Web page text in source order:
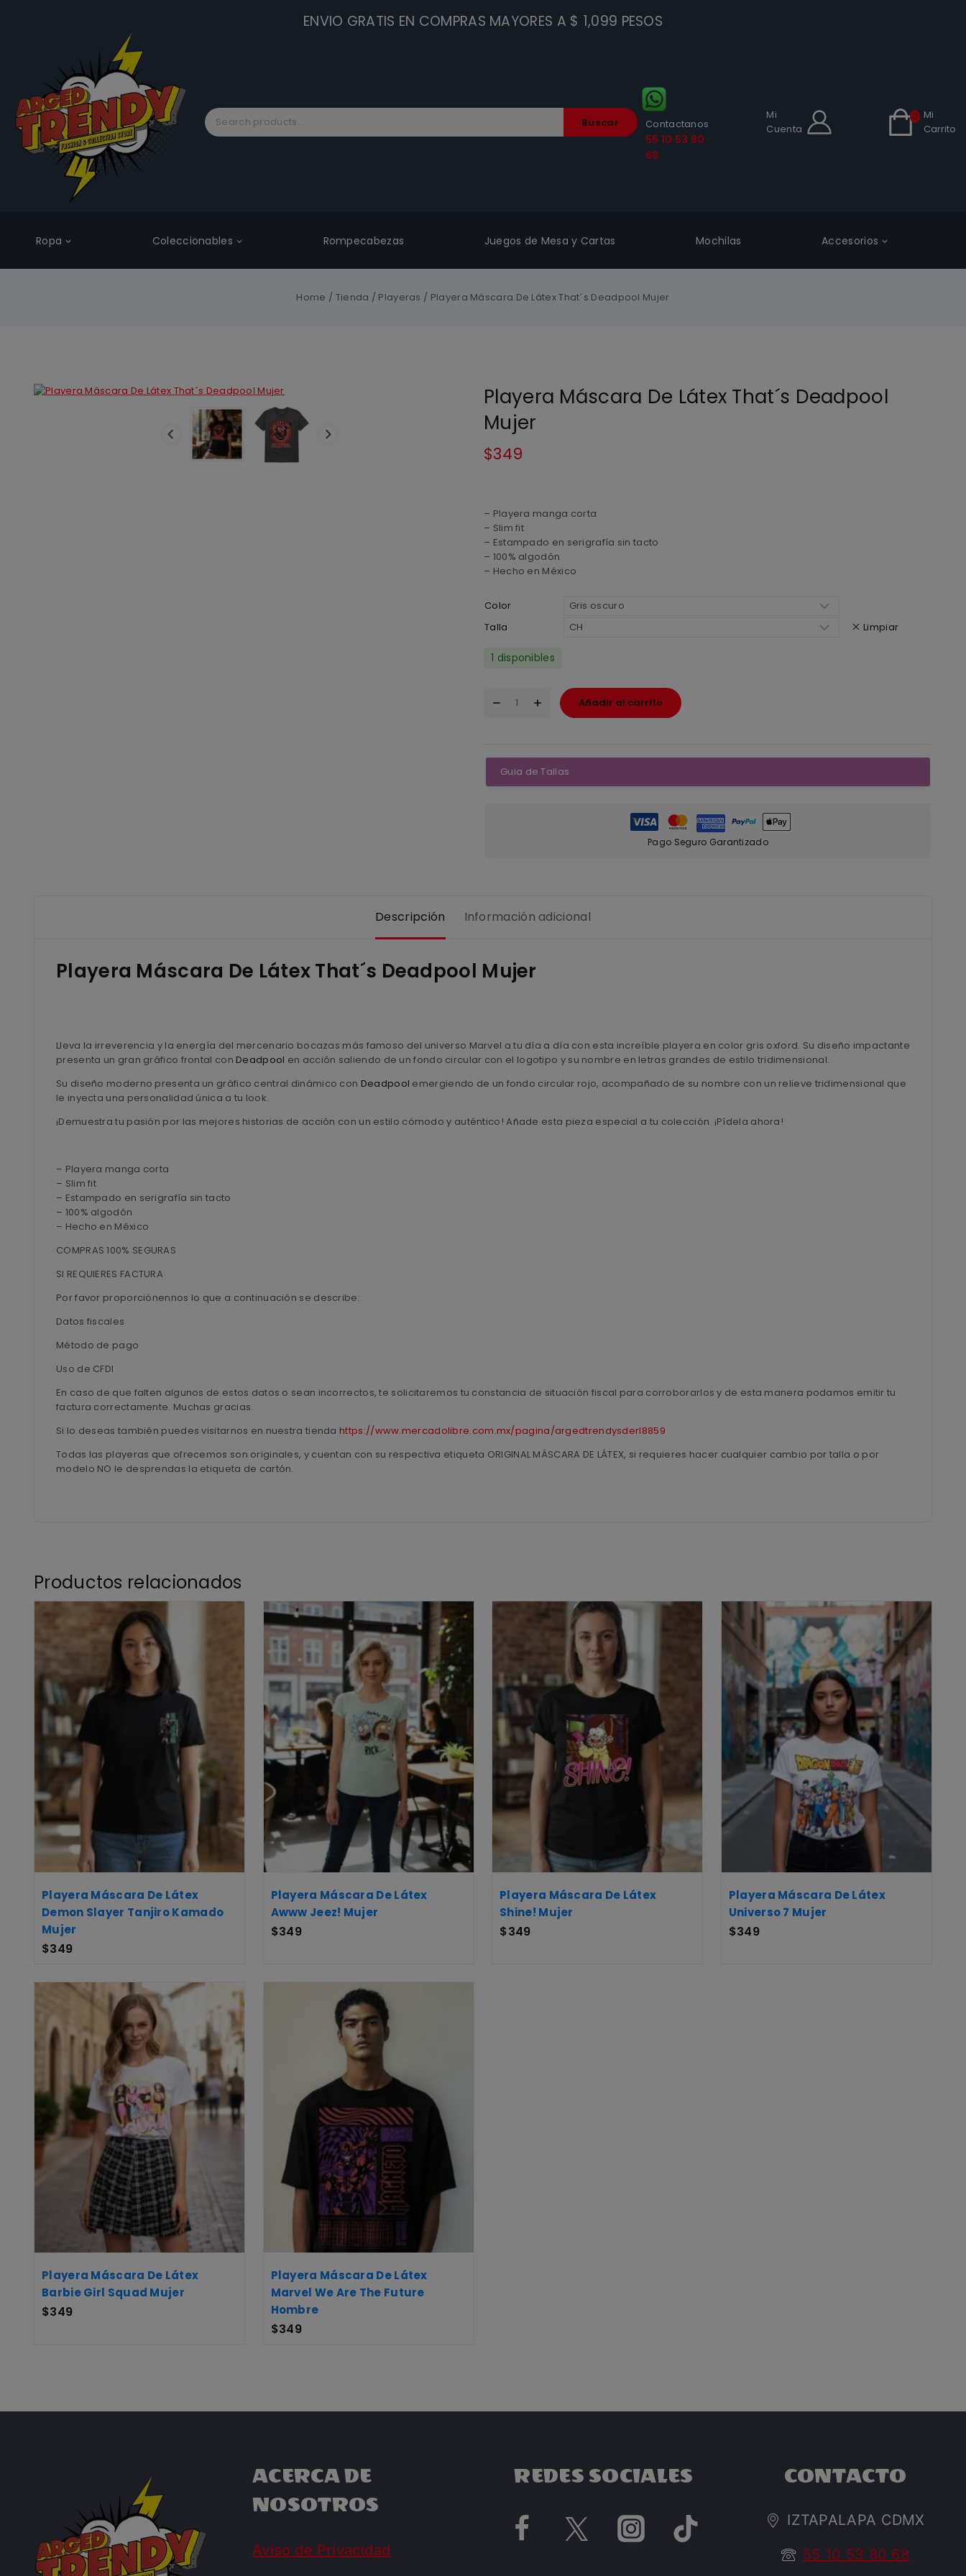
ENVIO GRATIS EN COMPRAS MAYORES A $ 1,099 PESOS
Buscar Contactanos
55 10 53 80
68
Mi
Cuenta
0
Mi
Carrito
Ropa Coleccionables Rompecabezas Juegos de Mesa y Cartas Mochilas Accesorios
Home / Tienda / Playeras / Playera Máscara De Látex That´s Deadpool Mujer
Playera Máscara De Látex That´s Deadpool
Mujer
$349
– Playera manga corta
– Slim fit
– Estampado en serigrafía sin tacto
– 100% algodón
– Hecho en México
Color
Talla
Limpiar
1 disponibles
Añadir al carrito
Guia de Tallas
Pago Seguro Garantizado
Descripción Información adicional
Playera Máscara De Látex That´s Deadpool Mujer
Lleva la irreverencia y la energía del mercenario bocazas más famoso del universo Marvel a tu día a día con esta increíble playera en color gris oxford. Su diseño impactante
presenta un gran gráfico frontal con Deadpool en acción saliendo de un fondo circular con el logotipo y su nombre en letras grandes de estilo tridimensional.
Su diseño moderno presenta un gráfico central dinámico con Deadpool emergiendo de un fondo circular rojo, acompañado de su nombre con un relieve tridimensional que
le inyecta una personalidad única a tu look.
¡Demuestra tu pasión por las mejores historias de acción con un estilo cómodo y auténtico! Añade esta pieza especial a tu colección. ¡Pídela ahora!
– Playera manga corta
– Slim fit
– Estampado en serigrafía sin tacto
– 100% algodón
– Hecho en México
COMPRAS 100% SEGURAS
SI REQUIERES FACTURA
Por favor proporciónennos lo que a continuación se describe:
Datos fiscales
Método de pago
Uso de CFDI
En caso de que falten algunos de estos datos o sean incorrectos, te solicitaremos tu constancia de situación fiscal para corroborarlos y de esta manera podamos emitir tu
factura correctamente. Muchas gracias.
Si lo deseas también puedes visitarnos en nuestra tiendahttps://www.mercadolibre.com.mx/pagina/argedtrendysderl8859
Todas las playeras que ofrecemos son originales, y cuentan con su respectiva etiqueta ORIGINAL MÁSCARA DE LÁTEX, si requieres hacer cualquier cambio por talla o por
modelo NO le desprendas la etiqueta de cartón.
Productos relacionados
Playera Máscara De Látex
Demon Slayer Tanjiro Kamado
Mujer
$349
Playera Máscara De Látex
Awww Jeez! Mujer
$349
Playera Máscara De Látex
Shine! Mujer
$349
Playera Máscara De Látex
Universo 7 Mujer
$349
Playera Máscara De Látex
Barbie Girl Squad Mujer
$349
Playera Máscara De Látex
Marvel We Are The Future
Hombre
$349
ACERCA DE
NOSOTROS
Aviso de Privacidad
REDES SOCIALES CONTACTO
IZTAPALAPA CDMX
55 10 53 80 68